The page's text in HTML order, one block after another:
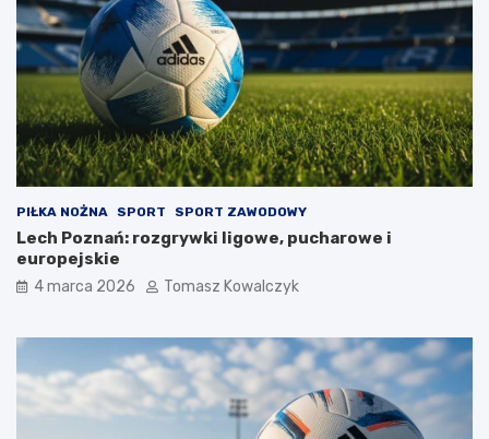
PIŁKA NOŻNA SPORT SPORT ZAWODOWY
Lech Poznań: rozgrywki ligowe, pucharowe i
europejskie
4 marca 2026 Tomasz Kowalczyk